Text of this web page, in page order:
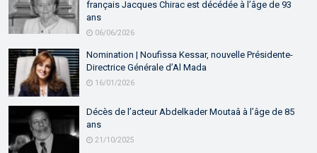
français Jacques Chirac est décédée à l’âge de 93
ans
06/06/2026
Nomination | Noufissa Kessar, nouvelle Présidente-
Directrice Générale d’Al Mada
16/01/2026
Décès de l’acteur Abdelkader Moutaâ à l’âge de 85
ans
21/10/2025